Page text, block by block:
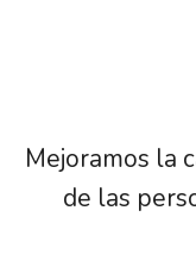
Mejoramos la
de las